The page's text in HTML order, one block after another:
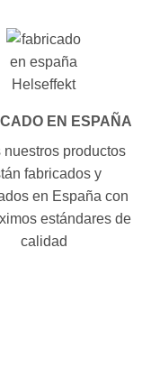
EN ESPAÑA
nuestros productos
fabricados y
en España con
estándares de
calidad